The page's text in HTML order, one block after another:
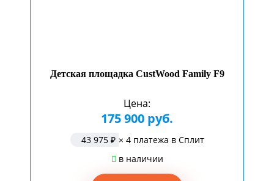
Детская площадка CustWood Family F9
Цена:
175 900 руб.
43 975 ₽ × 4 платежа в Сплит
в наличии